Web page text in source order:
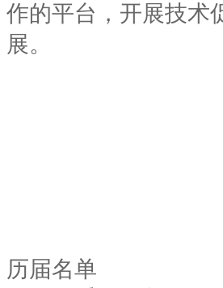
作的平台，开展技术
展。
历届名单